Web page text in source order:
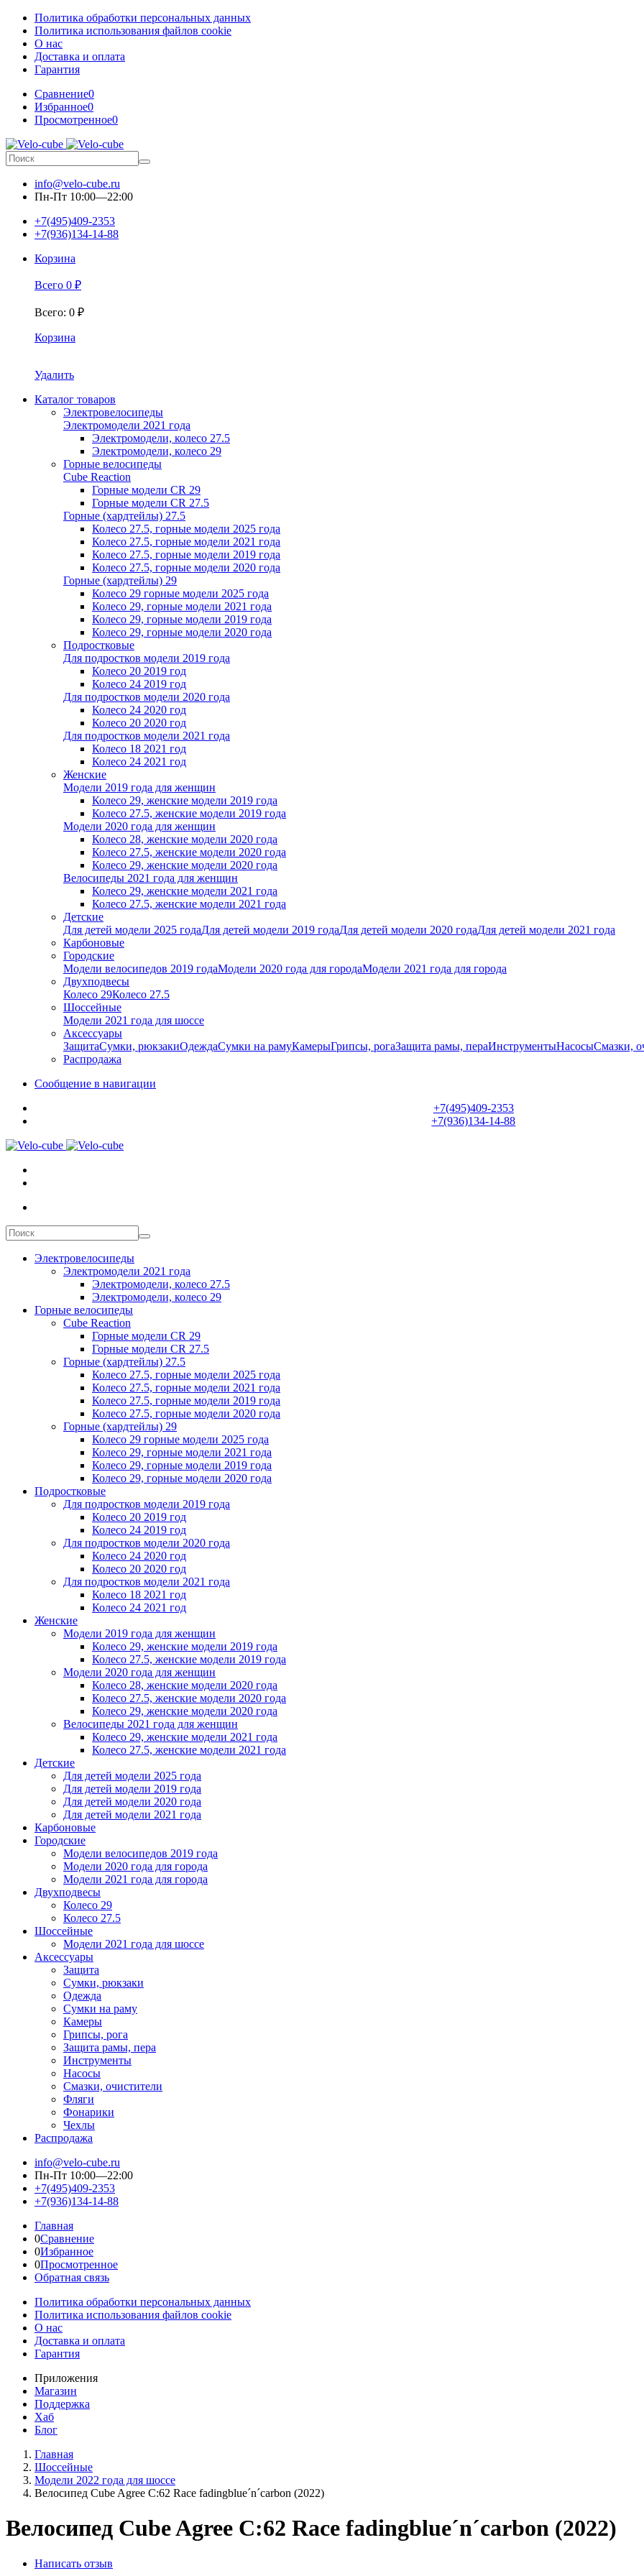
Политика обработки персональных данных
Политика использования файлов cookie
О нас
Доставка и оплата
Гарантия
Сравнение0
Избранное0
Просмотренное0
info@velo-cube.ru
Пн-Пт 10:00—22:00
+7(495)409-2353
+7(936)134-14-88
Корзина
Всего 0 ₽
Всего: 0 ₽
Корзина
Удалить
Каталог товаров
Электровелосипеды
Электромодели 2021 года
Электромодели, колесо 27.5
Электромодели, колесо 29
Горные велосипеды
Cube Reaction
Горные модели CR 29
Горные модели CR 27.5
Горные (хардтейлы) 27.5
Колесо 27.5, горные модели 2025 года
Колесо 27.5, горные модели 2021 года
Колесо 27.5, горные модели 2019 года
Колесо 27.5, горные модели 2020 года
Горные (хардтейлы) 29
Колесо 29 горные модели 2025 года
Колесо 29, горные модели 2021 года
Колесо 29, горные модели 2019 года
Колесо 29, горные модели 2020 года
Подростковые
Для подростков модели 2019 года
Колесо 20 2019 год
Колесо 24 2019 год
Для подростков модели 2020 года
Колесо 24 2020 год
Колесо 20 2020 год
Для подростков модели 2021 года
Колесо 18 2021 год
Колесо 24 2021 год
Женскиe
Модели 2019 года для женщин
Колесо 29, женские модели 2019 года
Колесо 27.5, женские модели 2019 года
Модели 2020 года для женщин
Колесо 28, женские модели 2020 года
Колесо 27.5, женские модели 2020 года
Колесо 29, женские модели 2020 года
Велосипеды 2021 года для женщин
Колесо 29, женские модели 2021 года
Колесо 27.5, женские модели 2021 года
Детские
Для детей модели 2025 годаДля детей модели 2019 годаДля детей модели 2020 годаДля детей модели 2021 года
Карбоновые
Городские
Модели велосипедов 2019 годаМодели 2020 года для городаМодели 2021 года для города
Двухподвесы
Колесо 29Колесо 27.5
Шоссейные
Модели 2021 года для шоссе
Аксессуары
ЗащитаСумки, рюкзакиОдеждаСумки на рамуКамерыГрипсы, рогаЗащита рамы, пераИнструментыНасосыСмазки,
Распродажа
Сообщение в навигации
+7(495)409-2353
+7(936)134-14-88
Электровелосипеды
Электромодели 2021 года
Электромодели, колесо 27.5
Электромодели, колесо 29
Горные велосипеды
Cube Reaction
Горные модели CR 29
Горные модели CR 27.5
Горные (хардтейлы) 27.5
Колесо 27.5, горные модели 2025 года
Колесо 27.5, горные модели 2021 года
Колесо 27.5, горные модели 2019 года
Колесо 27.5, горные модели 2020 года
Горные (хардтейлы) 29
Колесо 29 горные модели 2025 года
Колесо 29, горные модели 2021 года
Колесо 29, горные модели 2019 года
Колесо 29, горные модели 2020 года
Подростковые
Для подростков модели 2019 года
Колесо 20 2019 год
Колесо 24 2019 год
Для подростков модели 2020 года
Колесо 24 2020 год
Колесо 20 2020 год
Для подростков модели 2021 года
Колесо 18 2021 год
Колесо 24 2021 год
Женскиe
Модели 2019 года для женщин
Колесо 29, женские модели 2019 года
Колесо 27.5, женские модели 2019 года
Модели 2020 года для женщин
Колесо 28, женские модели 2020 года
Колесо 27.5, женские модели 2020 года
Колесо 29, женские модели 2020 года
Велосипеды 2021 года для женщин
Колесо 29, женские модели 2021 года
Колесо 27.5, женские модели 2021 года
Детские
Для детей модели 2025 года
Для детей модели 2019 года
Для детей модели 2020 года
Для детей модели 2021 года
Карбоновые
Городские
Модели велосипедов 2019 года
Модели 2020 года для города
Модели 2021 года для города
Двухподвесы
Колесо 29
Колесо 27.5
Шоссейные
Модели 2021 года для шоссе
Аксессуары
Защита
Сумки, рюкзаки
Одежда
Сумки на раму
Камеры
Грипсы, рога
Защита рамы, пера
Инструменты
Насосы
Смазки, очистители
Фляги
Фонарики
Чехлы
Распродажа
info@velo-cube.ru
Пн-Пт 10:00—22:00
+7(495)409-2353
+7(936)134-14-88
Главная
0Сравнение
0Избранное
0Просмотренное
Обратная связь
Политика обработки персональных данных
Политика использования файлов cookie
О нас
Доставка и оплата
Гарантия
Приложения
Магазин
Поддержка
Хаб
Блог
Главная
Шоссейные
Модели 2022 года для шоссе
Велосипед Cube Agree C:62 Race fadingblue´n´carbon (2022)
Велосипед Cube Agree C:62 Race fadingblue´n´carbon (2022)
Написать отзыв